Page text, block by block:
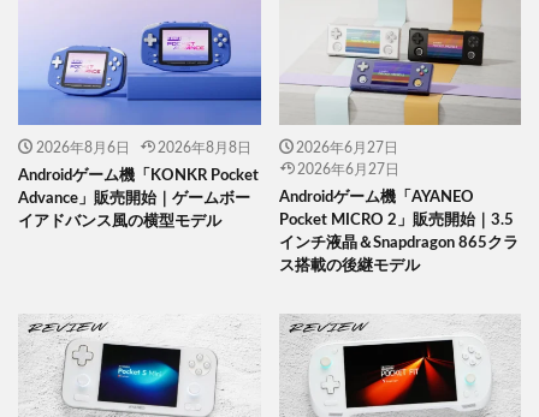
2026年8月6日 2026年8月8日
Androidゲーム機「KONKR Pocket
Advance」販売開始｜ゲームボー
イアドバンス風の横型モデル
2026年6月27日
2026年6月27日
Androidゲーム機「AYANEO
Pocket MICRO 2」販売開始｜3.5
インチ液晶＆Snapdragon 865クラ
ス搭載の後継モデル